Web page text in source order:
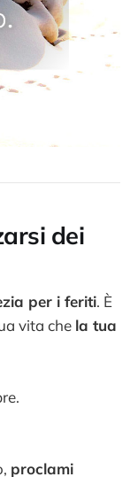
dei
per i feriti. È
vita che la tua
proclami